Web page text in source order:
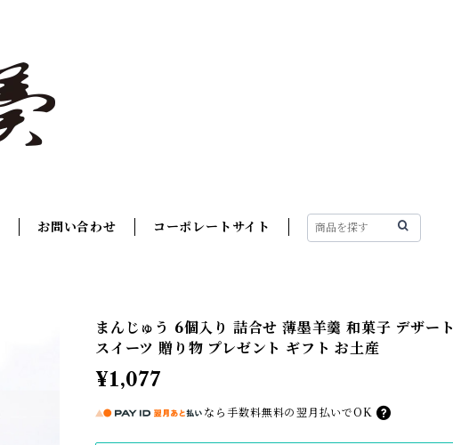
お問い合わせ コーポレートサイト
まんじゅう 6個入り 詰合せ 薄墨羊羹 和菓子 デザート
スイーツ 贈り物 プレゼント ギフト お土産
¥1,077
なら 手数料無料の 翌月払いでOK